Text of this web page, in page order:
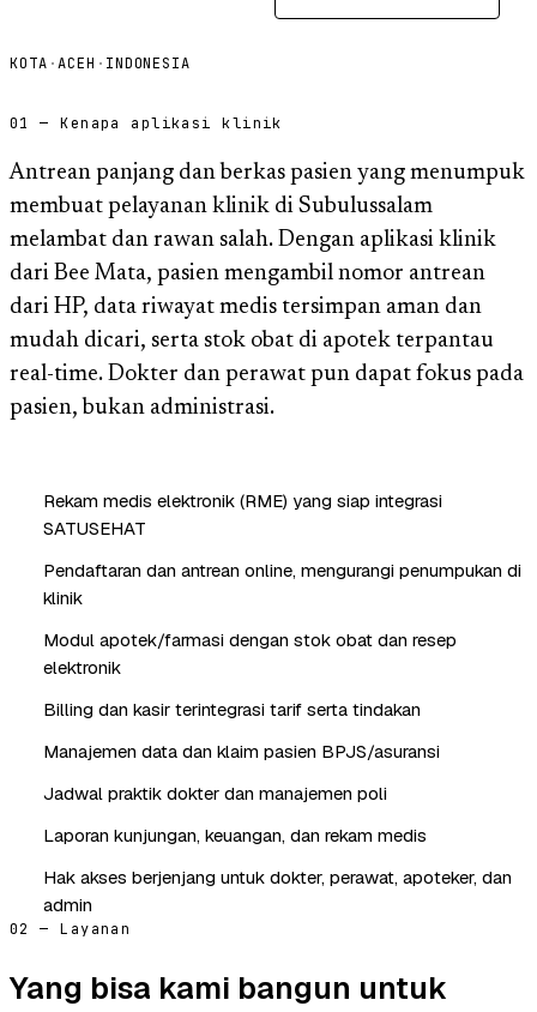
KOTA ·ACEH · INDONESIA
01 — Kenapa aplikasi klinik
Antrean panjang dan berkas pasien yang menumpuk
membuat pelayanan klinik di Subulussalam
melambat dan rawan salah. Dengan aplikasi klinik
dari Bee Mata, pasien mengambil nomor antrean
dari HP, data riwayat medis tersimpan aman dan
mudah dicari, serta stok obat di apotek terpantau
real-time. Dokter dan perawat pun dapat fokus pada
pasien, bukan administrasi.
Rekam medis elektronik (RME) yang siap integrasi
SATUSEHAT
Pendaftaran dan antrean online, mengurangi penumpukan di
klinik
Modul apotek/farmasi dengan stok obat dan resep
elektronik
Billing dan kasir terintegrasi tarif serta tindakan
Manajemen data dan klaim pasien BPJS/asuransi
Jadwal praktik dokter dan manajemen poli
Laporan kunjungan, keuangan, dan rekam medis
Hak akses berjenjang untuk dokter, perawat, apoteker, dan
admin
02 — Layanan
Yang bisa kami bangun untuk